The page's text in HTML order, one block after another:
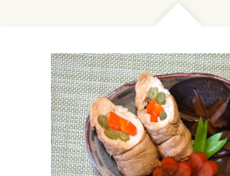
妊婦健診
お産について
親と子の結びつき